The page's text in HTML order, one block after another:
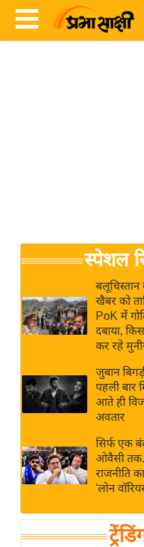
Breaking
News in
Hindi
Hindi
Videos
जगत
राय
बजट
IPL
2026
ई-पेपर
मिसाल बेमिसाल
शख्सियत
यंग इंडिया
साहित्य जगत
स्पेशल
बलूचिस्तान
खैबर को
PoK में
दबाया,
कर रहे
जुबान
पहली बार
आते ही
अवतार
सिर्फ एक
ओवैसी
राजनीति
'लोन